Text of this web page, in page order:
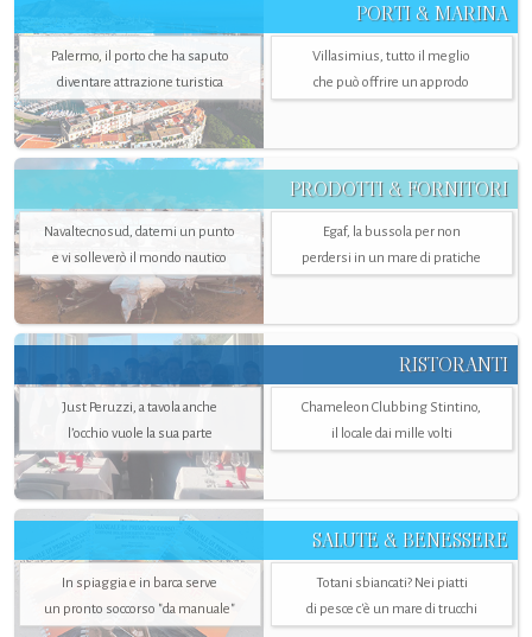
PORTI & MARINA
Palermo, il porto che ha saputo
diventare attrazione turistica
Villasimius, tutto il meglio
che può offrire un approdo
PRODOTTI & FORNITORI
Navaltecnosud, datemi un punto
e vi solleverò il mondo nautico
Egaf, la bussola per non
perdersi in un mare di pratiche
RISTORANTI
Just Peruzzi, a tavola anche
l’occhio vuole la sua parte
Chameleon Clubbing Stintino,
il locale dai mille volti
SALUTE & BENESSERE
In spiaggia e in barca serve
un pronto soccorso "da manuale"
Totani sbiancati? Nei piatti
di pesce c'è un mare di trucchi